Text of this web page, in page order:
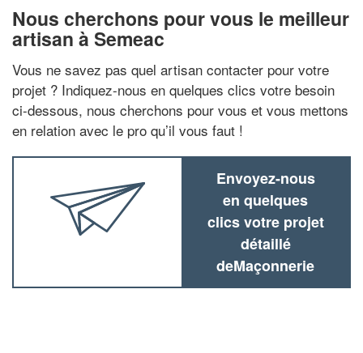
Nous cherchons pour vous le meilleur
artisan à Semeac
Vous ne savez pas quel artisan contacter pour votre
projet ? Indiquez-nous en quelques clics votre besoin
ci-dessous, nous cherchons pour vous et vous mettons
en relation avec le pro qu’il vous faut !
Envoyez-nous
en quelques
clics votre projet
détaillé
deMaçonnerie